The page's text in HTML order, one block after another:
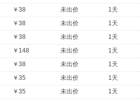
￥38 未出价
1天
￥38 未出价
1天
￥38 未出价
1天
￥148 未出价
1天
￥38 未出价
1天
￥35 未出价
1天
￥35 未出价
1天